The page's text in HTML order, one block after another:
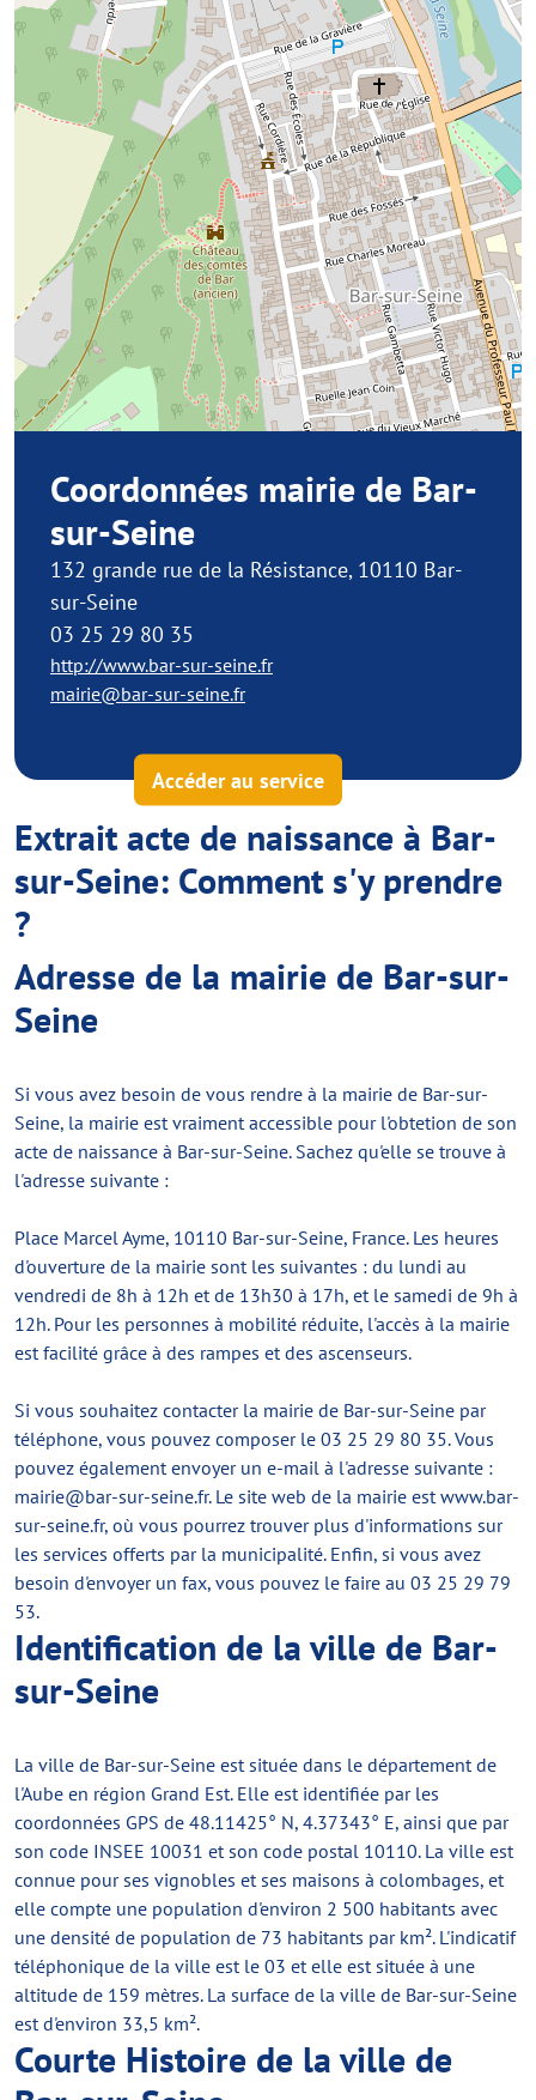
Coordonnées mairie de Bar-
sur-Seine
132 grande rue de la Résistance, 10110 Bar-
sur-Seine
03 25 29 80 35
http://www.bar-sur-seine.fr
mairie@bar-sur-seine.fr
Accéder au service
Extrait acte de naissance à Bar-
sur-Seine: Comment s'y prendre
?
Adresse de la mairie de Bar-sur-
Seine
Si vous avez besoin de vous rendre à la mairie de Bar-sur-
Seine, la mairie est vraiment accessible pour l'obtetion de son
acte de naissance à Bar-sur-Seine. Sachez qu'elle se trouve à
l'adresse suivante :
Place Marcel Ayme, 10110 Bar-sur-Seine, France. Les heures
d'ouverture de la mairie sont les suivantes : du lundi au
vendredi de 8h à 12h et de 13h30 à 17h, et le samedi de 9h à
12h. Pour les personnes à mobilité réduite, l'accès à la mairie
est facilité grâce à des rampes et des ascenseurs.
Si vous souhaitez contacter la mairie de Bar-sur-Seine par
téléphone, vous pouvez composer le 03 25 29 80 35. Vous
pouvez également envoyer un e-mail à l'adresse suivante :
mairie@bar-sur-seine.fr. Le site web de la mairie est www.bar-
sur-seine.fr, où vous pourrez trouver plus d'informations sur
les services offerts par la municipalité. Enfin, si vous avez
besoin d'envoyer un fax, vous pouvez le faire au 03 25 29 79
53.
Identification de la ville de Bar-
sur-Seine
La ville de Bar-sur-Seine est située dans le département de
l'Aube en région Grand Est. Elle est identifiée par les
coordonnées GPS de 48.11425° N, 4.37343° E, ainsi que par
son code INSEE 10031 et son code postal 10110. La ville est
connue pour ses vignobles et ses maisons à colombages, et
elle compte une population d'environ 2 500 habitants avec
une densité de population de 73 habitants par km². L'indicatif
téléphonique de la ville est le 03 et elle est située à une
altitude de 159 mètres. La surface de la ville de Bar-sur-Seine
est d'environ 33,5 km².
Courte Histoire de la ville de